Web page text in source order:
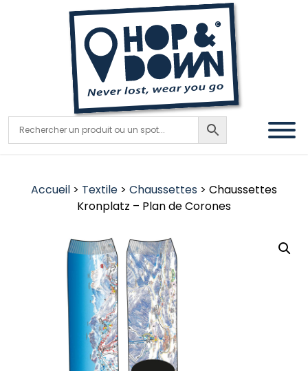
Accueil > Textile > Chaussettes > Chaussettes
Kronplatz – Plan de Corones